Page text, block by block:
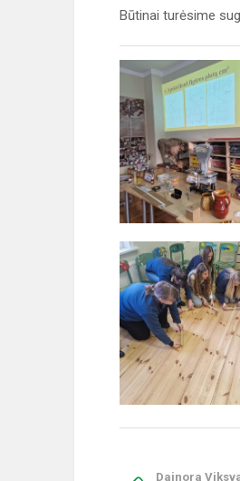
Būtinai turėsime
Dainora